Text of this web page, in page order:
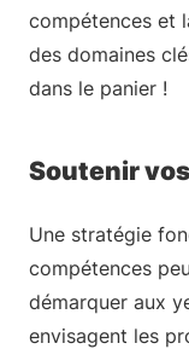
compétences et
des domaines
dans le panier !
Soutenir
Une stratégie
compétences
démarquer aux
envisagent les